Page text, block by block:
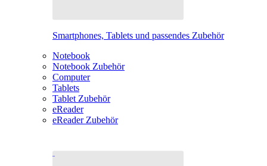
Smartphones, Tablets und passendes Zubehör
Notebook
Notebook Zubehör
Computer
Tablets
Tablet Zubehör
eReader
eReader Zubehör